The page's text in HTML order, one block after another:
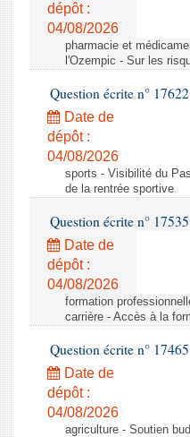
dépôt :
04/08/2026
pharmacie et
l'Ozempic - Sur les
Question écrite n°
Date de
dépôt :
04/08/2026
sports - Visibilité du
de la rentrée sportive
Question écrite n°
Date de
dépôt :
04/08/2026
formation
carrière - Accès à la
Question écrite n°
Date de
dépôt :
04/08/2026
agriculture - Soutien